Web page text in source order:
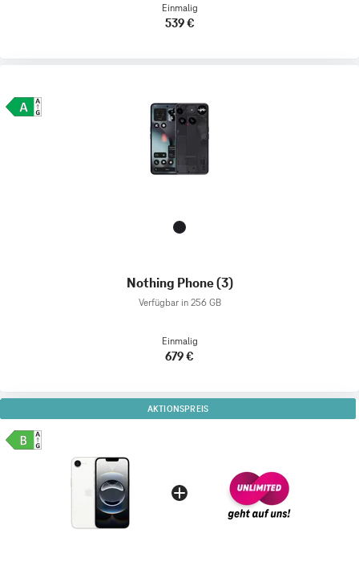
Einmalig
539 €
Nothing Phone (3)
Verfügbar in 256 GB
Einmalig
679 €
AKTIONSPREIS